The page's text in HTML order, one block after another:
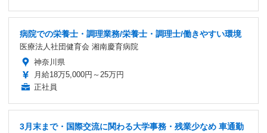
病院での栄養士・調理業務/栄養士・調理士/働きやすい環境
医療法人社団健育会 湘南慶育病院
神奈川県
月給18万5,000円～25万円
正社員
3月末まで・国際交流に関わる大学事務・残業少なめ 車通勤